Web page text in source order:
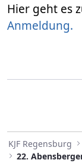
Hier geht es
Anmeldung.
KJF Regensburg